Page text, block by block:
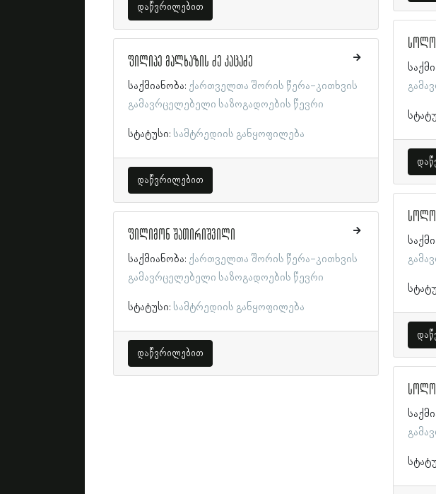
დაწვრილებით
ფილიპე მალხაზის ძე კაცაძე
საქმიანობა: ქართველთა შორის წერა-კითხვის
გამავრცელებელი საზოგადოების წევრი
სტატუსი: სამტრედიის განყოფილება
დაწვრილებით
ფილიმონ შათირიშვილი
საქმიანობა: ქართველთა შორის წერა-კითხვის
გამავრცელებელი საზოგადოების წევრი
სტატუსი: სამტრედიის განყოფილება
დაწვრილებით